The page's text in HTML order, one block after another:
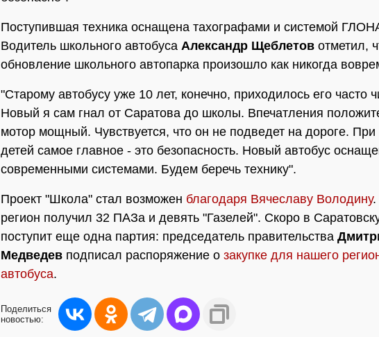
Поступившая техника оснащена тахографами и системой
Водитель школьного автобуса Александр Щеблетов отметил,
обновление школьного автопарка произошло как никогда
"Старому автобусу уже 10 лет, конечно, приходилось его часто
Новый я сам гнал от Саратова до школы. Впечатления
мотор мощный. Чувствуется, что он не подведет на дороге. При
детей самое главное - это безопасность. Новый автобус
современными системами. Будем беречь технику".
Проект "Школа" стал возможен благодаря Вячеславу Володину
регион получил 32 ПАЗа и девять "Газелей". Скоро в
поступит еще одна партия: председатель правительства
Медведев подписал распоряжение о закупке для нашего
автобуса.
Поделиться
новостью: